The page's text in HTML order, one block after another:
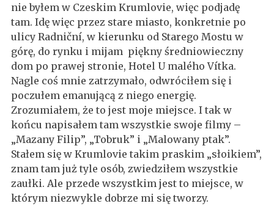
nie byłem w Czeskim Krumlovie, więc podjadę
tam. Idę więc przez stare miasto, konkretnie po
ulicy Radniční, w kierunku od Starego Mostu w
górę, do rynku i mijam piękny średniowieczny
dom po prawej stronie, Hotel U malého Vítka.
Nagle coś mnie zatrzymało, odwróciłem się i
poczułem emanującą z niego energię.
Zrozumiałem, że to jest moje miejsce. I tak w
końcu napisałem tam wszystkie swoje filmy –
„Mazany Filip”, „Tobruk” i „Malowany ptak”.
Stałem się w Krumlovie takim praskim „słoikiem”,
znam tam już tyle osób, zwiedziłem wszystkie
zaułki. Ale przede wszystkim jest to miejsce, w
którym niezwykle dobrze mi się tworzy.